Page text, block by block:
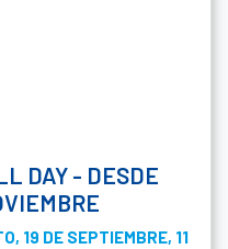
DAY - DESDE
19 DE SEPTIEMBRE, 11